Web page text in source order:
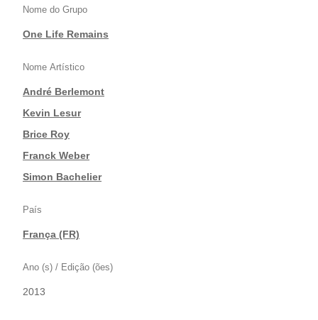
Nome do Grupo
One Life Remains
Nome Artístico
André Berlemont
|Kevin Lesur
|Brice Roy
|Franck Weber
|Simon Bachelier
País
França (FR)
Ano (s) / Edição (ões)
2013